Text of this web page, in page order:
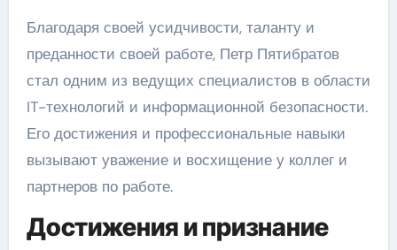
Благодаря своей усидчивости, таланту и
преданности своей работе, Петр Пятибратов
стал одним из ведущих специалистов в области
IT-технологий и информационной безопасности.
Его достижения и профессиональные навыки
вызывают уважение и восхищение у коллег и
партнеров по работе.
Достижения и признание